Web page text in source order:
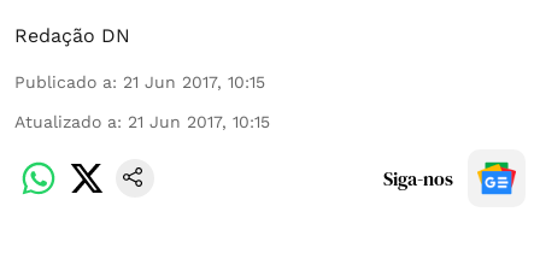
Redação DN
Publicado a: 21 Jun 2017, 10:15
Atualizado a: 21 Jun 2017, 10:15
Siga-nos